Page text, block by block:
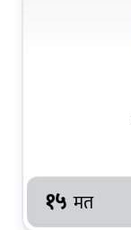
१५ मत